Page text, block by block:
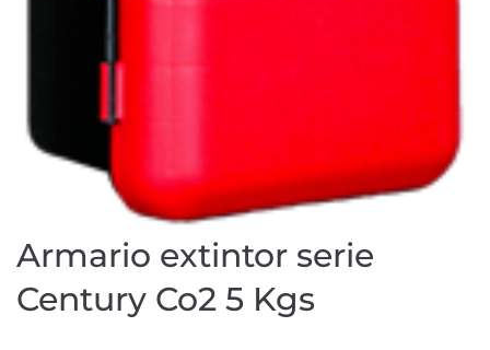
Armario extintor serie
Century Co2 5 Kgs